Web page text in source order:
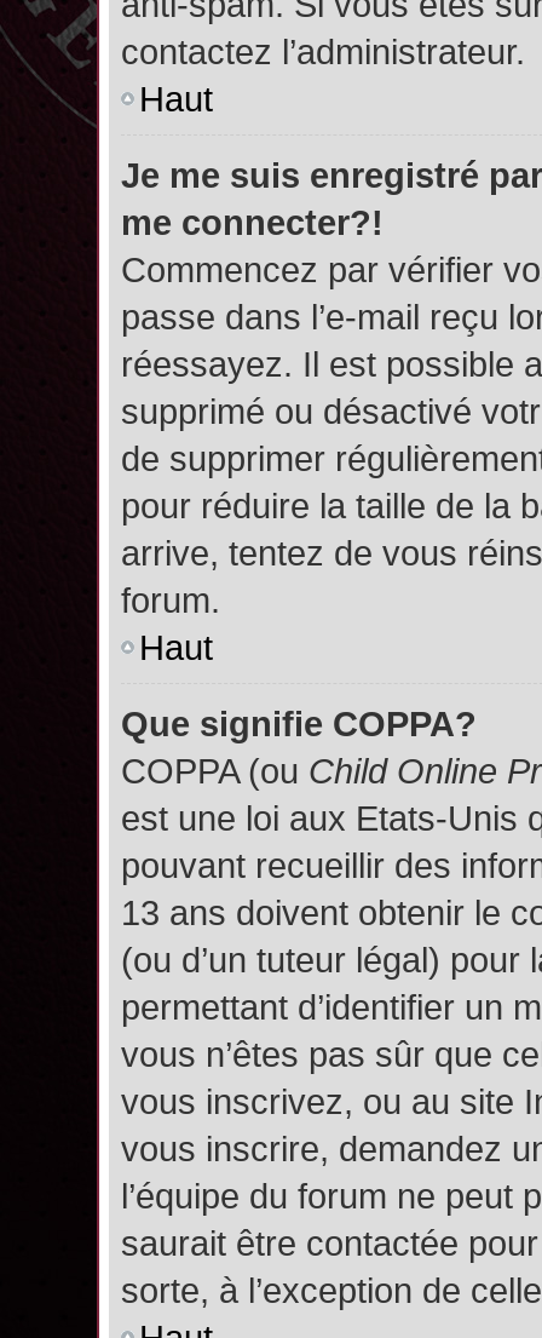
contactez l’administrateur.
Haut
Je me suis enregistré
me connecter?!
Commencez par vérifier
passe dans l’e-mail reçu
réessayez. Il est possible
supprimé ou désactivé
de supprimer
pour réduire la taille de la
arrive, tentez de vous
forum.
Haut
Que signifie COPPA?
COPPA (ou Child Online
est une loi aux Etats-Unis
pouvant recueillir des
13 ans doivent obtenir le
(ou d’un tuteur légal)
permettant d’identifier un
vous n’êtes pas sûr que
vous inscrivez, ou au site
vous inscrire, demandez
l’équipe du forum ne peut
saurait être contactée
sorte, à l’exception de